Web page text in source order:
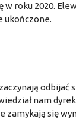
roku 2020.
ukończone.
odbijać
nam
zamykają się